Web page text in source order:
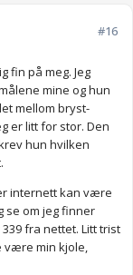
#16
fin på meg. Jeg
mine og hun
mellom bryst-
er litt for stor. Den
hun hvilken
internett kan være
se om jeg finner
fra nettet. Litt trist
være min kjole,